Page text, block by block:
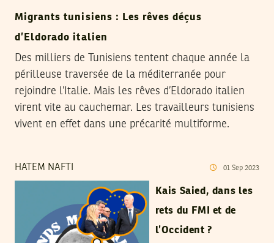
Migrants tunisiens : Les rêves déçus
d’Eldorado italien
Des milliers de Tunisiens tentent chaque année la
périlleuse traversée de la méditerranée pour
rejoindre l’Italie. Mais les rêves d’Eldorado italien
virent vite au cauchemar. Les travailleurs tunisiens
vivent en effet dans une précarité multiforme.
HATEM NAFTI 01 Sep 2023
Kais Saied, dans les
rets du FMI et de
l’Occident ?